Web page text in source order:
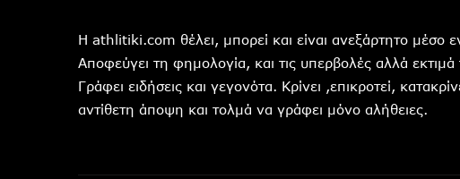
Η athlitiki.com θέλει, μπορεί και είναι ανεξάρτητο μέσο
Αποφεύγει τη φημολογία, και τις υπερβολές αλλά εκτιμά
Γράφει ειδήσεις και γεγονότα. Κρίνει ,επικροτεί,
αντίθετη άποψη και τολμά να γράφει μόνο αλήθειες.